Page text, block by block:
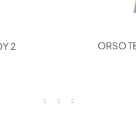
2 ORSO